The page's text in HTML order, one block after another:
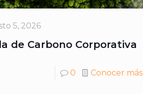
5, 2026
de Carbono Corporativa
0 Conocer más